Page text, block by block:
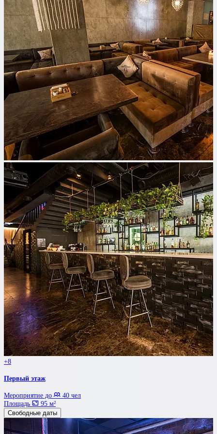
+8
Первый этаж
Мероприятие до
40 чел
Площадь
95 м²
Свободные даты